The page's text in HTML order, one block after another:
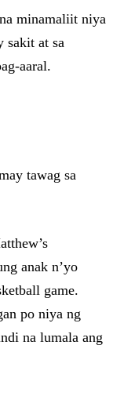
minamaliit niya
sakit at sa
aaral.
tawag sa
anak n’yo
game.
po niya ng
na lumala ang